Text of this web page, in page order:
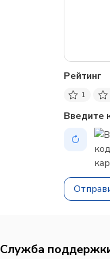
Рейтинг
1
Введите
Служба